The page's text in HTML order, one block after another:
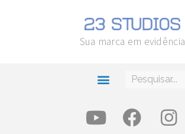
Sua marca em evidência